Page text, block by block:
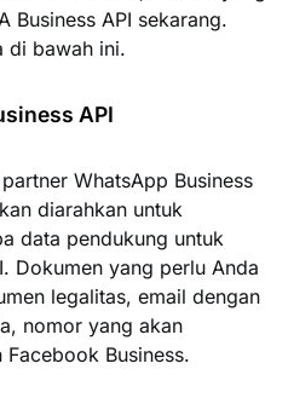
Business API sekarang.
di bawah ini.
API
WhatsApp Business
diarahkan untuk
data pendukung untuk
Dokumen yang perlu Anda
legalitas, email dengan
nomor yang akan
Business.